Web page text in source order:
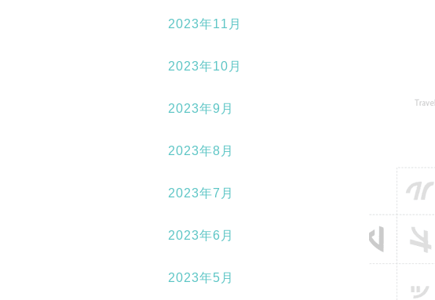
2023年11月
2023年10月
2023年9月
2023年8月
2023年7月
2023年6月
2023年5月